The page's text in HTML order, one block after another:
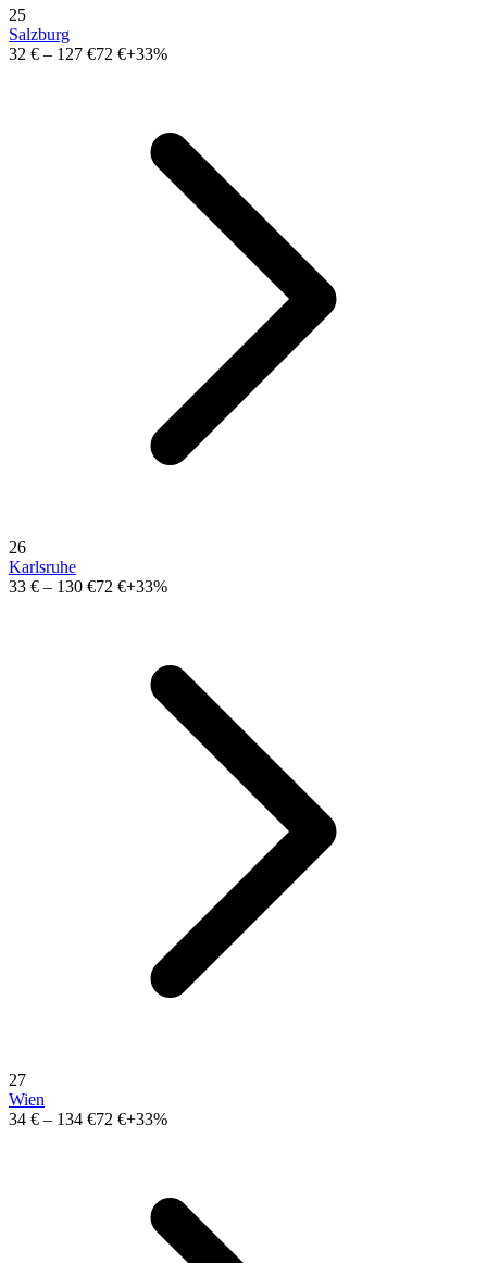
25
Salzburg
32 € – 127 €72 €+33%
26
Karlsruhe
33 € – 130 €72 €+33%
27
Wien
34 € – 134 €72 €+33%